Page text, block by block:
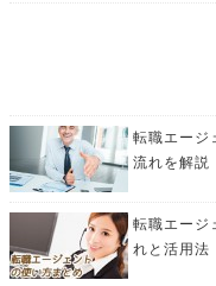
転職エージ
流れを解説
転職エージ
れと活用法